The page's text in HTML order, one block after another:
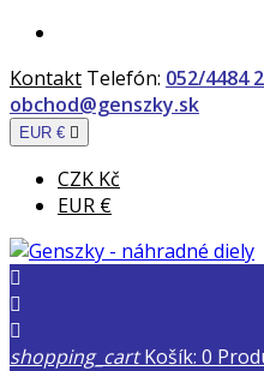
Kontakt Telefón: 052/4484
obchod@genszky.sk
EUR € 
CZK Kč
EUR €



shopping_cart Košík: 0